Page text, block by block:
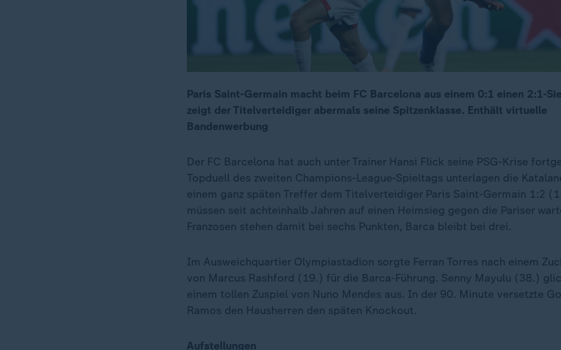
Paris Saint-Germain macht beim FC Barcelona aus einem 0:1 einen 2:1-
zeigt der Titelverteidiger abermals seine Spitzenklasse. Enthält virtuelle
Bandenwerbung
Der FC Barcelona hat auch unter Trainer Hansi Flick seine PSG-Krise
Topduell des zweiten Champions-League-Spieltags unterlagen die
einem ganz späten Treffer dem Titelverteidiger Paris Saint-Germain 1:2
müssen seit achteinhalb Jahren auf einen Heimsieg gegen die Pariser
Franzosen stehen damit bei sechs Punkten, Barca bleibt bei drei.
Im Ausweichquartier Olympiastadion sorgte Ferran Torres nach einem
von Marcus Rashford (19.) für die Barca-Führung. Senny Mayulu (38.)
einem tollen Zuspiel von Nuno Mendes aus. In der 90. Minute versetzte
Ramos den Hausherren den späten Knockout.
Aufstellungen